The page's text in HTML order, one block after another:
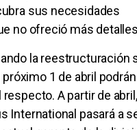
sus necesidades
no ofreció más
la reestructuración
1 de abril
A partir de
International pasará a